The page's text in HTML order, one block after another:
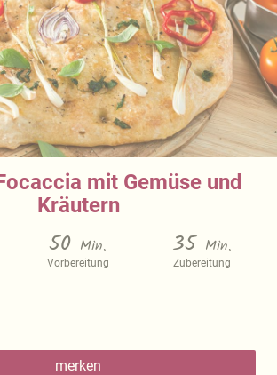
mit Gemüse und
Kräutern
50 Min.
Vorbereitung
35 Min.
Zubereitung
merken